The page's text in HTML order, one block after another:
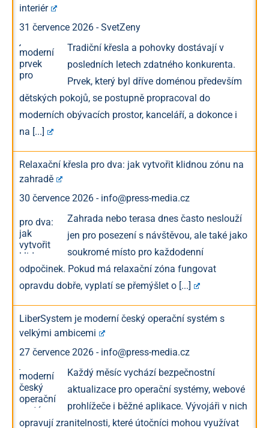
interiér
31 července 2026 -SvetZeny
Tradiční křesla a pohovky dostávají v
posledních letech zdatného konkurenta.
Prvek, který byl dříve doménou především
dětských pokojů, se postupně propracoval do
moderních obývacích prostor, kanceláří, a dokonce i
na [...]
Relaxační křesla pro dva: jak vytvořit klidnou zónu na
zahradě
30 července 2026 - info@press-media.cz
Zahrada nebo terasa dnes často neslouží
jen pro posezení s návštěvou, ale také jako
soukromé místo pro každodenní
odpočinek. Pokud má relaxační zóna fungovat
opravdu dobře, vyplatí se přemýšlet o [...]
LiberSystem je moderní český operační systém s
velkými ambicemi
27 července 2026 - info@press-media.cz
Každý měsíc vychází bezpečnostní
aktualizace pro operační systémy, webové
prohlížeče i běžné aplikace. Vývojáři v nich
opravují zranitelnosti, které útočníci mohou využívat